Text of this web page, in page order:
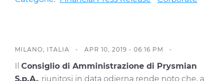
Investitori
Sostenibilità
MILANO, ITALIA - APR 10, 2019 - 06:16 PM -
Il Consiglio di Amministrazione di Prysmian
S.p.A., riunitosi in data odierna rende noto che, a